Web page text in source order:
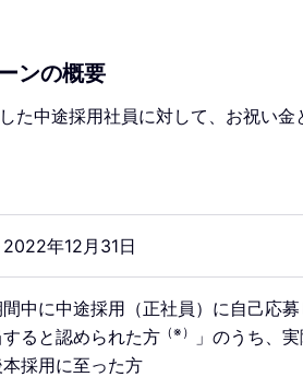
ンの概要
た中途採用社員に対して、お祝い金
年12月31日
中に中途採用（正社員）に自己応
ると認められた方 （※）
」のうち、
採用に至った方